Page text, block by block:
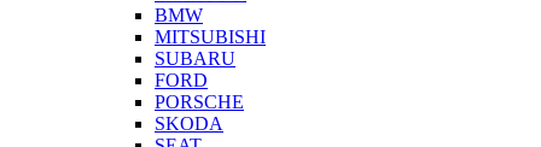
BMW
MITSUBISHI
SUBARU
FORD
PORSCHE
SKODA